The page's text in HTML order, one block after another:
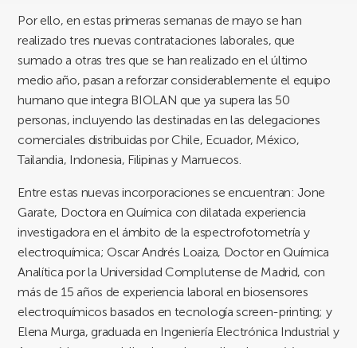
Por ello, en estas primeras semanas de mayo se han
realizado tres nuevas contrataciones laborales, que
sumado a otras tres que se han realizado en el último
medio año, pasan a reforzar considerablemente el equipo
humano que integra BIOLAN que ya supera las 50
personas, incluyendo las destinadas en las delegaciones
comerciales distribuidas por Chile, Ecuador, México,
Tailandia, Indonesia, Filipinas y Marruecos.
Entre estas nuevas incorporaciones se encuentran: Jone
Garate, Doctora en Química con dilatada experiencia
investigadora en el ámbito de la espectrofotometría y
electroquímica; Oscar Andrés Loaiza, Doctor en Química
Analítica por la Universidad Complutense de Madrid, con
más de 15 años de experiencia laboral en biosensores
electroquímicos basados en tecnología screen-printing; y
Elena Murga, graduada en Ingeniería Electrónica Industrial y